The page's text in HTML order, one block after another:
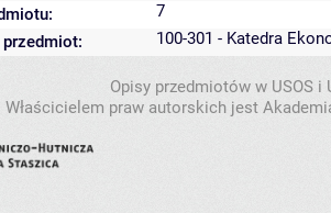
7
100-301 - Katedra
Opisy przedmiotów w USOS
Właścicielem praw autorskich jest